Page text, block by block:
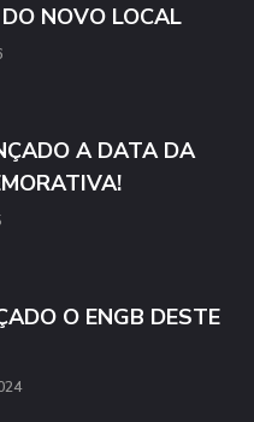
NOVO LOCAL
A DATA DA
O ENGB DESTE